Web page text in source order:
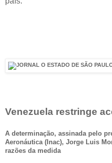
Venezuela restringe
A determinação, assinada pelo
Aeronáutica (Inac), Jorge Luis
razões da medida